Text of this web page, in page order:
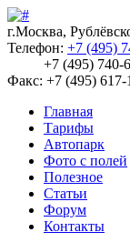
г.Москва,
Телефон: +7 (495)
+7 (495) 740-
Факс: +7 (495) 617-
Главная
Тарифы
Автопарк
Фото с полей
Полезное
Статьи
Форум
Контакты